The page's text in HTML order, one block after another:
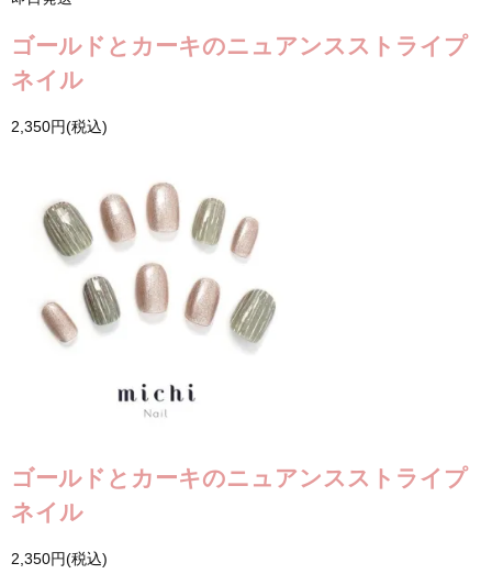
ゴールドとカーキのニュアンスストライプ
ネイル
2,350円(税込)
ゴールドとカーキのニュアンスストライプ
ネイル
2,350円(税込)